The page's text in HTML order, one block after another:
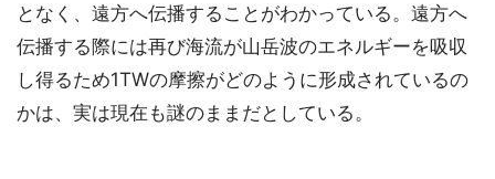
となく、遠方へ伝播することがわかっている。遠方へ
伝播する際には再び海流が山岳波のエネルギーを吸収
し得るため1TWの摩擦がどのように形成されているの
かは、実は現在も謎のままだとしている。